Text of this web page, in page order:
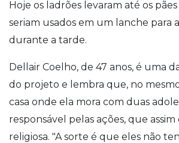
Hoje os ladrões levaram até os
seriam usados em um lanche para
durante a tarde.
Dellair Coelho, de 47 anos, é uma
do projeto e lembra que, no
casa onde ela mora com duas
responsável pelas ações, que assim
religiosa. "A sorte é que eles não